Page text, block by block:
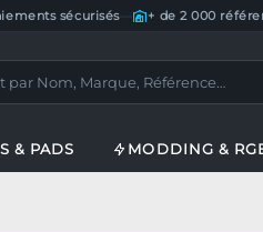
sécurisés— + de 2 000
& PADS MODDING &